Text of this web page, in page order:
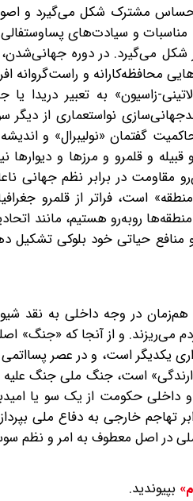
مشترک شکل می‌گیرد و
و سیادت‌های
می‌گیرد. در دوره
و راست‌گروانه
زاسیون» به ‌تعبیر دریدا
نواستعماری از دیگر
گفتمان «نولیبرال» و
و قلمرو و مرزها و
در برابر نظم جهانی
است، فراتر از قلمرو
روبه‌رو هستیم، مانند
منافع حیاتی خود بلوکی تشکیل
هم‌زمان در وجه داخلی به نقد
و از آنجا که «جنگ»
یکدیگر است، و در عصر
است، جنگ ملی جنگ
داخلی حکومت از یک‌ سو یا
تهاجم خارجی به دفاع ملی
در اصل معطوف به امر و نظم
بپیوندید.